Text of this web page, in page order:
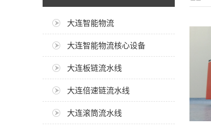
大连智能物流
大连智能物流核心设备
大连板链流水线
大连倍速链流水线
大连滚筒流水线